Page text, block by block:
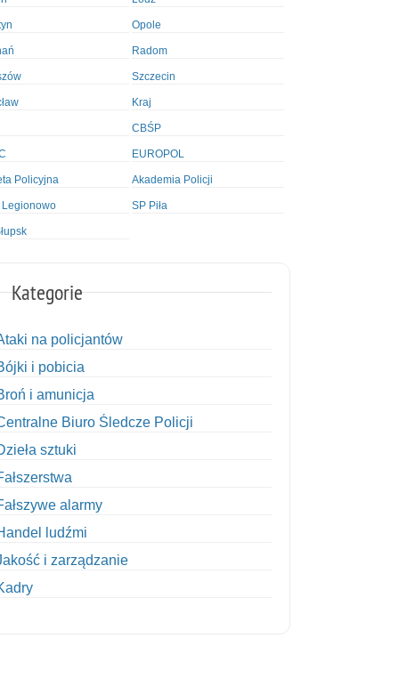
Opole
Radom
Szczecin
Kraj
CBŚP
EUROPOL
Policyjna Akademia Policji
Legionowo SP Piła
Kategorie
na policjantów
i pobicia
i amunicja
Biuro Śledcze Policji
sztuki
alarmy
ludźmi
i zarządzanie